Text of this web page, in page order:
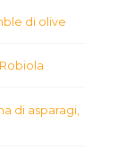
di olive
di asparagi,